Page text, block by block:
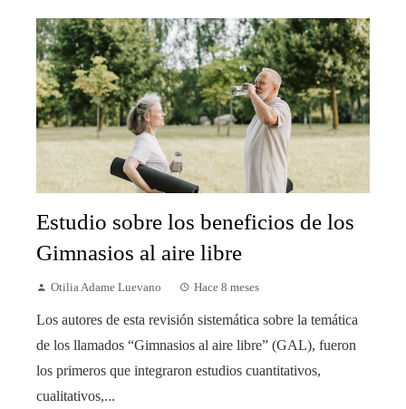
Estudio sobre los beneficios de los
Gimnasios al aire libre
Otilia Adame Luevano Hace 8 meses
Los autores de esta revisión sistemática sobre la temática
de los llamados “Gimnasios al aire libre” (GAL), fueron
los primeros que integraron estudios cuantitativos,
cualitativos,...